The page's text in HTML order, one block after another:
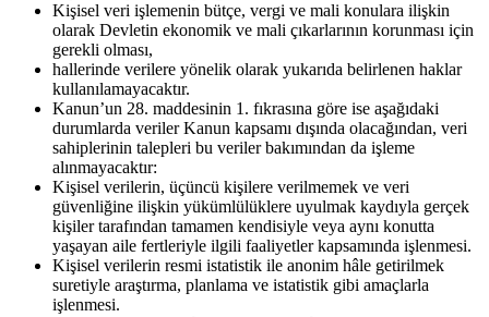
Kişisel veri işlemenin bütçe, vergi ve mali konulara ilişkin
olarak Devletin ekonomik ve mali çıkarlarının korunması için
gerekli olması,
hallerinde verilere yönelik olarak yukarıda belirlenen haklar
kullanılamayacaktır.
Kanun’un 28. maddesinin 1. fıkrasına göre ise aşağıdaki
durumlarda veriler Kanun kapsamı dışında olacağından, veri
sahiplerinin talepleri bu veriler bakımından da işleme
alınmayacaktır:
Kişisel verilerin, üçüncü kişilere verilmemek ve veri
güvenliğine ilişkin yükümlülüklere uyulmak kaydıyla gerçek
kişiler tarafından tamamen kendisiyle veya aynı konutta
yaşayan aile fertleriyle ilgili faaliyetler kapsamında işlenmesi.
Kişisel verilerin resmi istatistik ile anonim hâle getirilmek
suretiyle araştırma, planlama ve istatistik gibi amaçlarla
işlenmesi.